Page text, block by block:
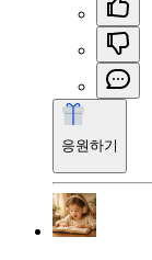
응원하기